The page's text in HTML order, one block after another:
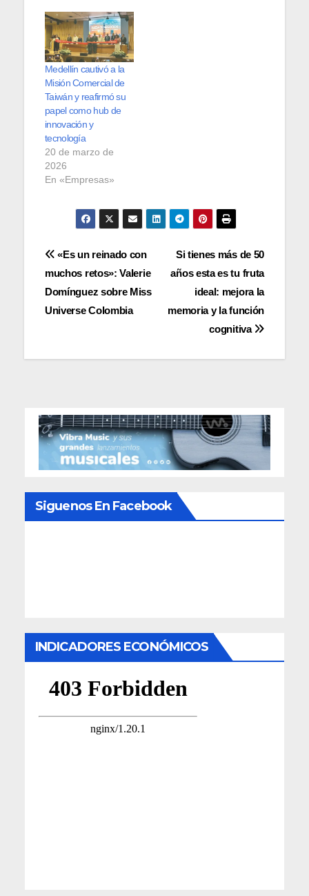
Medellín cautivó a la
Misión Comercial de
Taiwán y reafirmó su
papel como hub de
innovación y
tecnología
20 de marzo de
2026
En «Empresas»
Navegación
de
entradas
Si tienes más de 50
años esta es tu fruta
ideal: mejora la
memoria y la función
cognitiva
«Es un reinado con
muchos retos»: Valerie
Domínguez sobre Miss
Universe Colombia
Siguenos En Facebook
INDICADORES ECONÓMICOS